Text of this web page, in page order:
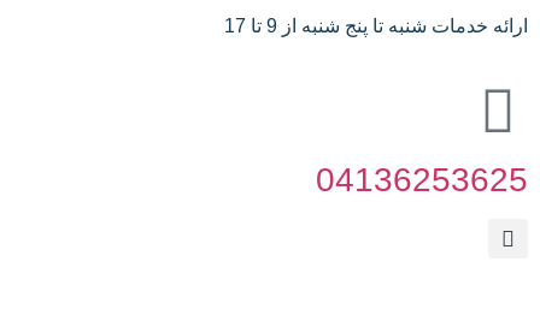
ارائه خدمات شنبه تا پنج شنبه از 9 تا 17
04136253625